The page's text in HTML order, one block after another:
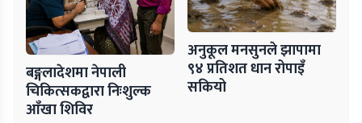
बङ्गलादेशमा नेपाली
चिकित्सकद्वारा निःशुल्क
आँखा शिविर
अनुकूल मनसुनले झापामा
९४ प्रतिशत धान रोपाइँ
सकियो